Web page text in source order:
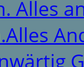
Alles